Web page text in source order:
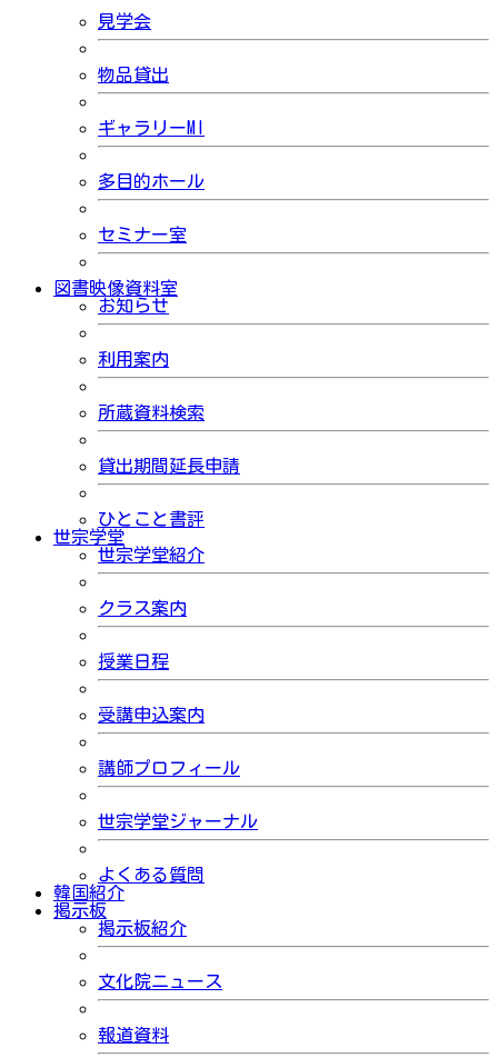
見学会
物品貸出
ギャラリーMI
多目的ホール
セミナー室
図書映像資料室
お知らせ
利用案内
所蔵資料検索
貸出期間延長申請
ひとこと書評
世宗学堂
世宗学堂紹介
クラス案内
授業日程
受講申込案内
講師プロフィール
世宗学堂ジャーナル
よくある質問
韓国紹介
掲示板
掲示板紹介
文化院ニュース
報道資料